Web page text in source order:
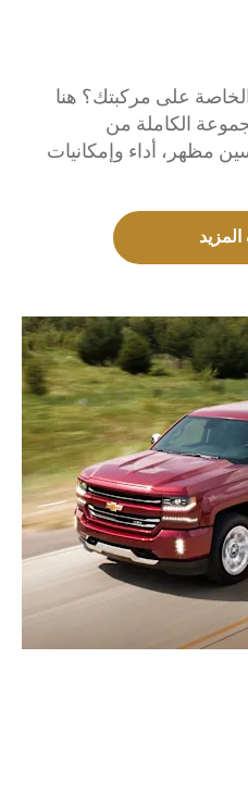
على مركبتك؟ هنا
الكاملة من
مظهر، أداء وإمكانيات